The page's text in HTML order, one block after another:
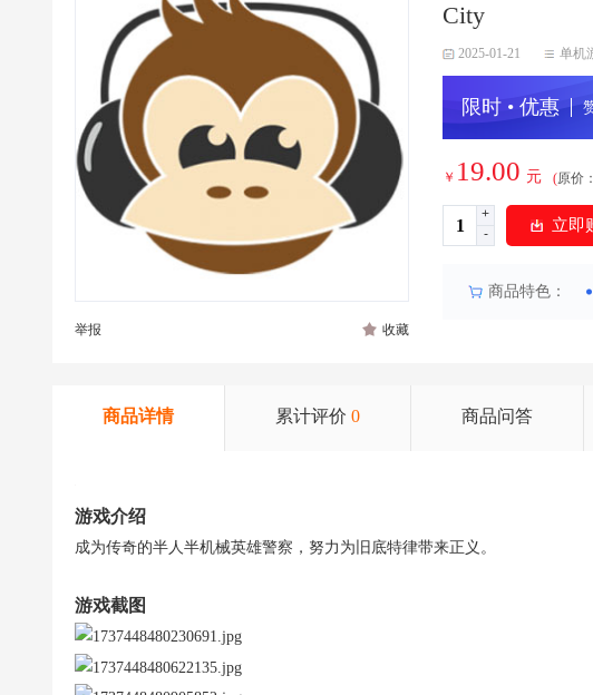
举报 收藏
City
2025-01-21 单机
限时 • 优惠
￥ 19.00 元 (原价：
+
-
立即
商品特色：
商品详情 累计评价 0 商品问答
游戏介绍
成为传奇的半人半机械英雄警察，努力为旧底特律带来正义。
游戏截图